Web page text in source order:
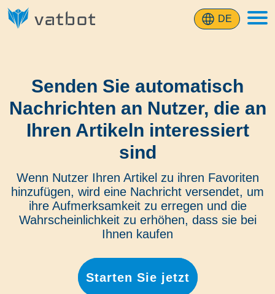
DE
Senden Sie automatisch
Nachrichten an Nutzer, die an
Ihren Artikeln interessiert
sind
Wenn Nutzer Ihren Artikel zu ihren Favoriten
hinzufügen, wird eine Nachricht versendet, um
ihre Aufmerksamkeit zu erregen und die
Wahrscheinlichkeit zu erhöhen, dass sie bei
Ihnen kaufen
Starten Sie jetzt